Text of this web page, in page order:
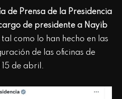
de Prensa de la Presidencia
de presidente a Nayib
tal como lo han hecho en las
de las oficinas de
de abril.